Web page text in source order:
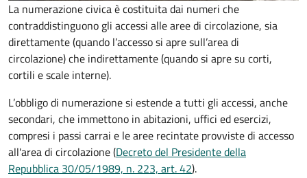
La numerazione civica è costituita dai numeri che
contraddistinguono gli accessi alle aree di circolazione, sia
direttamente (quando l’accesso si apre sull’area di
circolazione) che indirettamente (quando si apre su corti,
cortili e scale interne).
L’obbligo di numerazione si estende a tutti gli accessi, anche
secondari, che immettono in abitazioni, uffici ed esercizi,
compresi i passi carrai e le aree recintate provviste di accesso
all'area di circolazione (Decreto del Presidente della
Repubblica 30/05/1989, n. 223, art. 42).